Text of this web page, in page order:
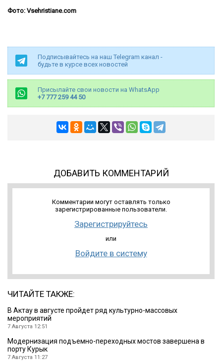
Фото: Vsehristiane.com
Подписывайтесь на наш Telegram канал -
будьте в курсе всех новостей
Присылайте свои новости на WhatsApp
+7 777 259 44 50
ДОБАВИТЬ КОММЕНТАРИЙ
Комментарии могут оставлять только
зарегистрированные пользователи.
Зарегистрируйтесь
или
Войдите в систему
ЧИТАЙТЕ ТАКЖЕ:
В Актау в августе пройдет ряд культурно-массовых
мероприятий
7 Августа 12:51
Модернизация подъемно-переходных мостов завершена в
порту Курык
7 Августа 11:27